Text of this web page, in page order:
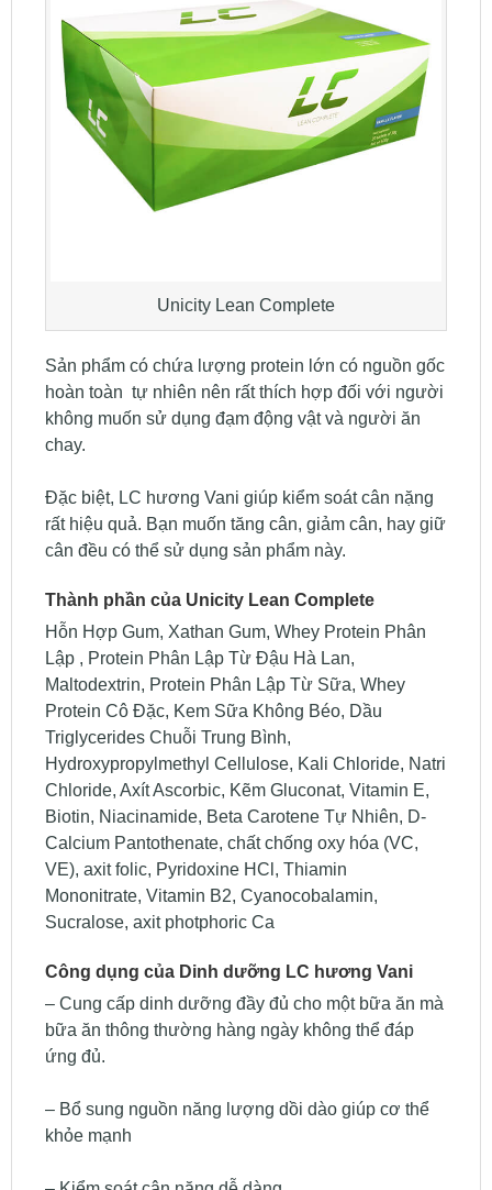
Unicity Lean Complete
Sản phẩm có chứa lượng protein lớn có nguồn gốc
hoàn toàn tự nhiên nên rất thích hợp đối với người
không muốn sử dụng đạm động vật và người ăn
chay.
Đặc biệt, LC hương Vani giúp kiểm soát cân nặng
rất hiệu quả. Bạn muốn tăng cân, giảm cân, hay giữ
cân đều có thể sử dụng sản phẩm này.
Thành phần của Unicity Lean Complete
Hỗn Hợp Gum, Xathan Gum, Whey Protein Phân
Lập , Protein Phân Lập Từ Đậu Hà Lan,
Maltodextrin, Protein Phân Lập Từ Sữa, Whey
Protein Cô Đặc, Kem Sữa Không Béo, Dầu
Triglycerides Chuỗi Trung Bình,
Hydroxypropylmethyl Cellulose, Kali Chloride, Natri
Chloride, Axít Ascorbic, Kẽm Gluconat, Vitamin E,
Biotin, Niacinamide, Beta Carotene Tự Nhiên, D-
Calcium Pantothenate, chất chống oxy hóa (VC,
VE), axit folic, Pyridoxine HCl, Thiamin
Mononitrate, Vitamin B2, Cyanocobalamin,
Sucralose, axit photphoric Ca
Công dụng của Dinh dưỡng LC hương Vani
– Cung cấp dinh dưỡng đầy đủ cho một bữa ăn mà
bữa ăn thông thường hàng ngày không thể đáp
ứng đủ.
– Bổ sung nguồn năng lượng dồi dào giúp cơ thể
khỏe mạnh